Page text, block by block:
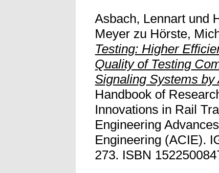
Asbach, Lennart und
Meyer zu Hörste,
Testing: Higher
Quality of Testing
Signaling Systems by
Handbook of
Innovations in Rail
Engineering
Engineering (ACIE).
273. ISBN